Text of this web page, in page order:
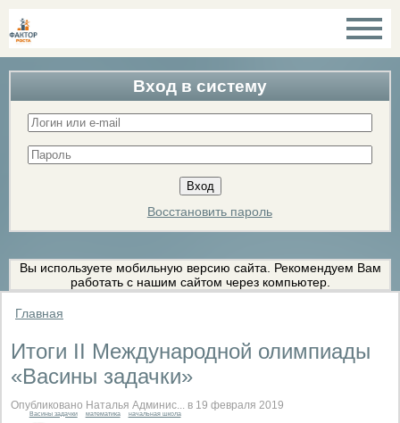
Вход в систему
Восстановить пароль
Вы используете мобильную версию сайта. Рекомендуем Вам
работать с нашим сайтом через компьютер.
Главная
Итоги II Международной олимпиады
«Васины задачки»
Опубликовано Наталья Админис... в 19 февраля 2019
Васины задачки математика начальная школа